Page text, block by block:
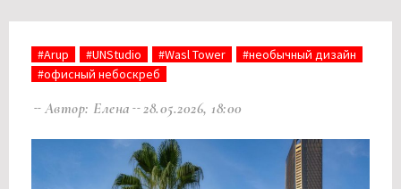
#Arup #UNStudio #Wasl Tower
#необычный дизайн
#офисный небоскреб
Автор: Елена 28.05.2026, 18:00